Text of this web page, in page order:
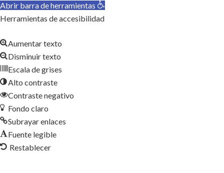
Abrir barra de herramientas
Herramientas de accesibilidad
Aumentar texto
Disminuir texto
Escala de grises
Alto contraste
Contraste negativo
Fondo claro
Subrayar enlaces
Fuente legible
Restablecer